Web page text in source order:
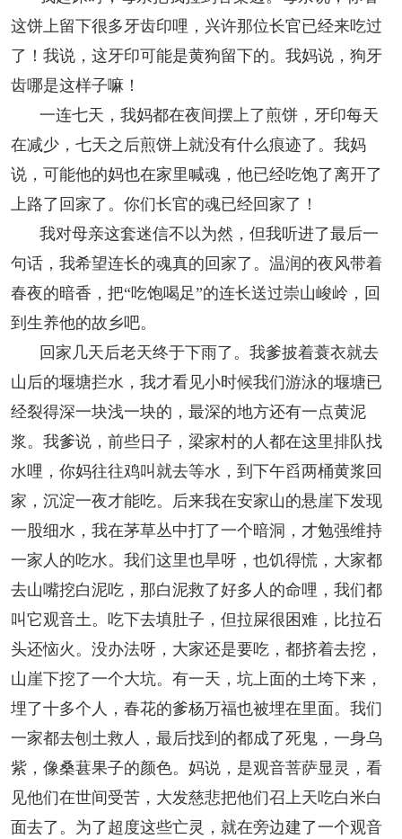
这饼上留下很多牙齿印哩，兴许那位长官已经来吃过
了！我说，这牙印可能是黄狗留下的。我妈说，狗牙
齿哪是这样子嘛！
一连七天，我妈都在夜间摆上了煎饼，牙印每天
在减少，七天之后煎饼上就没有什么痕迹了。我妈
说，可能他的妈也在家里喊魂，他已经吃饱了离开了
上路了回家了。你们长官的魂已经回家了！
我对母亲这套迷信不以为然，但我听进了最后一
句话，我希望连长的魂真的回家了。温润的夜风带着
春夜的暗香，把“吃饱喝足”的连长送过崇山峻岭，回
到生养他的故乡吧。
回家几天后老天终于下雨了。我爹披着蓑衣就去
山后的堰塘拦水，我才看见小时候我们游泳的堰塘已
经裂得深一块浅一块的，最深的地方还有一点黄泥
浆。我爹说，前些日子，梁家村的人都在这里排队找
水哩，你妈往往鸡叫就去等水，到下午舀两桶黄浆回
家，沉淀一夜才能吃。后来我在安家山的悬崖下发现
一股细水，我在茅草丛中打了一个暗洞，才勉强维持
一家人的吃水。我们这里也旱呀，也饥得慌，大家都
去山嘴挖白泥吃，那白泥救了好多人的命哩，我们都
叫它观音土。吃下去填肚子，但拉屎很困难，比拉石
头还恼火。没办法呀，大家还是要吃，都挤着去挖，
山崖下挖了一个大坑。有一天，坑上面的土垮下来，
埋了十多个人，春花的爹杨万福也被埋在里面。我们
一家都去刨土救人，最后找到的都成了死鬼，一身乌
紫，像桑葚果子的颜色。妈说，是观音菩萨显灵，看
见他们在世间受苦，大发慈悲把他们召上天吃白米白
面去了。为了超度这些亡灵，就在旁边建了一个观音